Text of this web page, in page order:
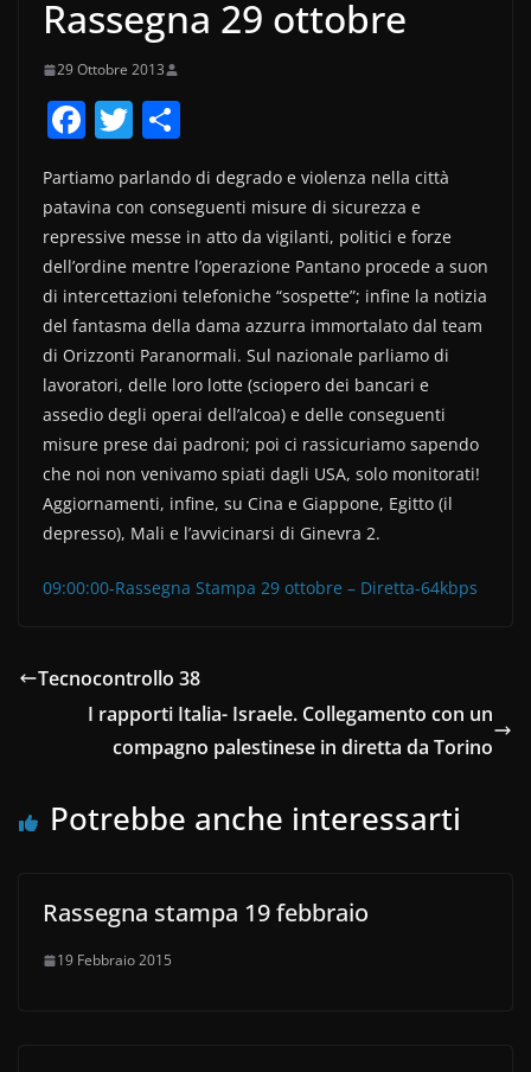
Rassegna 29 ottobre
29 Ottobre 2013
F
c
e
b
o
o
k
T
w
itt
er
n
di
vi
di
Partiamo parlando di degrado e violenza nella città
patavina con conseguenti misure di sicurezza e
repressive messe in atto da vigilanti, politici e forze
dell’ordine mentre l’operazione Pantano procede a suon
di intercettazioni telefoniche “sospette”; infine la notizia
del fantasma della dama azzurra immortalato dal team
di Orizzonti Paranormali. Sul nazionale parliamo di
lavoratori, delle loro lotte (sciopero dei bancari e
assedio degli operai dell’alcoa) e delle conseguenti
misure prese dai padroni; poi ci rassicuriamo sapendo
che noi non venivamo spiati dagli USA, solo monitorati!
Aggiornamenti, infine, su Cina e Giappone, Egitto (il
depresso), Mali e l’avvicinarsi di Ginevra 2.
09:00:00-Rassegna Stampa 29 ottobre – Diretta-64kbps
Tecnocontrollo 38
I rapporti Italia- Israele. Collegamento con un
compagno palestinese in diretta da Torino
Potrebbe anche interessarti
Rassegna stampa 19 febbraio
19 Febbraio 2015